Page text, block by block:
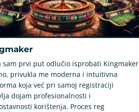
sam prvi put odlučio isprobati Kingmaker
privukla me moderna i intuitivna
koja već pri samoj registraciji
dojam profesionalnosti i
korištenja. Proces reg